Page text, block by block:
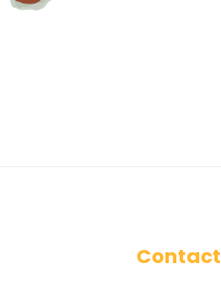
Contact